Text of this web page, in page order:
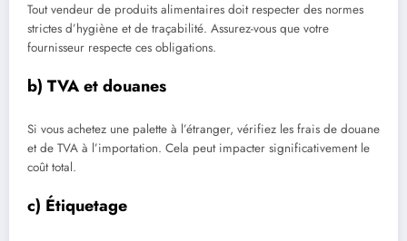
Tout vendeur de produits alimentaires doit respecter des normes
strictes d’hygiène et de traçabilité. Assurez-vous que votre
fournisseur respecte ces obligations.
b) TVA et douanes
Si vous achetez une palette à l’étranger, vérifiez les frais de douane
et de TVA à l’importation. Cela peut impacter significativement le
coût total.
c) Étiquetage